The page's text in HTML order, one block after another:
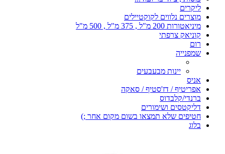
ליקרים
מוצרים נלווים לקוקטיילים
מיניאטורות 200 מ"ל , 375 מ"ל , 500 מ"ל
קוניאק צרפתי
רום
שמפנייה
יינות מבעבעים
אניס
אפריטיף / דז'סטיף / סאקה
ברנדי/קלבדוס
דליקטסים ושימורים
חטיפים שלא תמצאו בשום מקום אחר ;)
בלוג